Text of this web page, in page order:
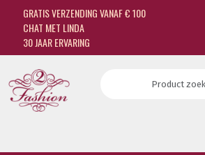
GRATIS VERZENDING VANAF € 100
CHAT MET LINDA
30 JAAR ERVARING